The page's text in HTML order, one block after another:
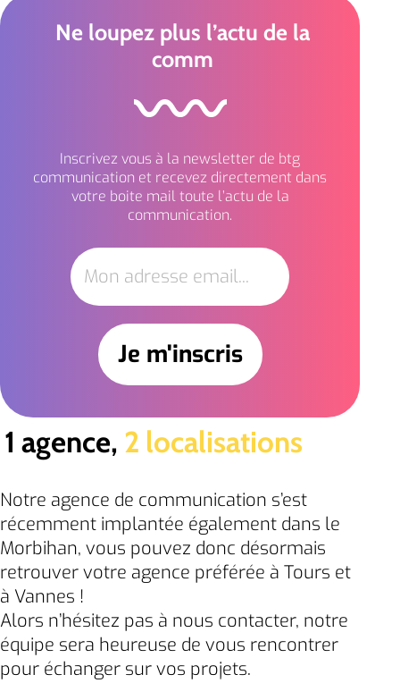
Ne loupez plus l’actu de la
comm
Inscrivez vous à la newsletter de btg
communication et recevez directement dans
votre boite mail toute l’actu de la
communication.
1 agence, 2 localisations
Notre agence de communication s’est
récemment implantée également dans le
Morbihan, vous pouvez donc désormais
retrouver votre agence préférée à Tours et
à Vannes !
Alors n’hésitez pas à nous contacter, notre
équipe sera heureuse de vous rencontrer
pour échanger sur vos projets.